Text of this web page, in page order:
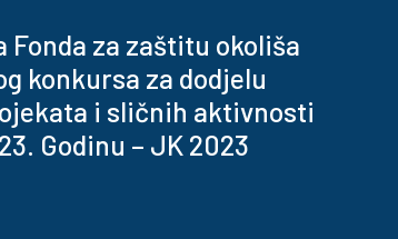
za zaštitu okoliša
konkursa za dodjelu
i sličnih aktivnosti
Godinu – JK 2023